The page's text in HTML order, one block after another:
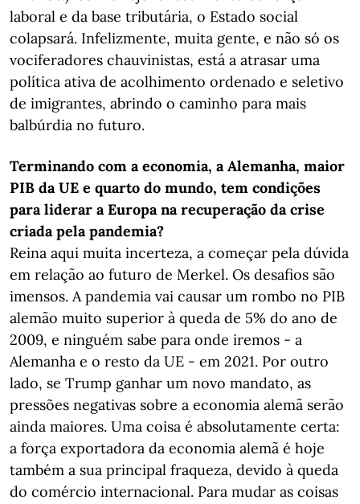
laboral e da base tributária, o Estado social
colapsará. Infelizmente, muita gente, e não só os
vociferadores chauvinistas, está a atrasar uma
política ativa de acolhimento ordenado e seletivo
de imigrantes, abrindo o caminho para mais
balbúrdia no futuro.
Terminando com a economia, a Alemanha, maior
PIB da UE e quarto do mundo, tem condições
para liderar a Europa na recuperação da crise
criada pela pandemia?
Reina aqui muita incerteza, a começar pela dúvida
em relação ao futuro de Merkel. Os desafios são
imensos. A pandemia vai causar um rombo no PIB
alemão muito superior à queda de 5% do ano de
2009, e ninguém sabe para onde iremos - a
Alemanha e o resto da UE - em 2021. Por outro
lado, se Trump ganhar um novo mandato, as
pressões negativas sobre a economia alemã serão
ainda maiores. Uma coisa é absolutamente certa:
a força exportadora da economia alemã é hoje
também a sua principal fraqueza, devido à queda
do comércio internacional. Para mudar as coisas